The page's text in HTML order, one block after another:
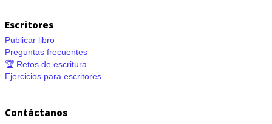
Escritores
Publicar libro
Preguntas frecuentes
🏆 Retos de escritura
Ejercicios para escritores
Contáctanos